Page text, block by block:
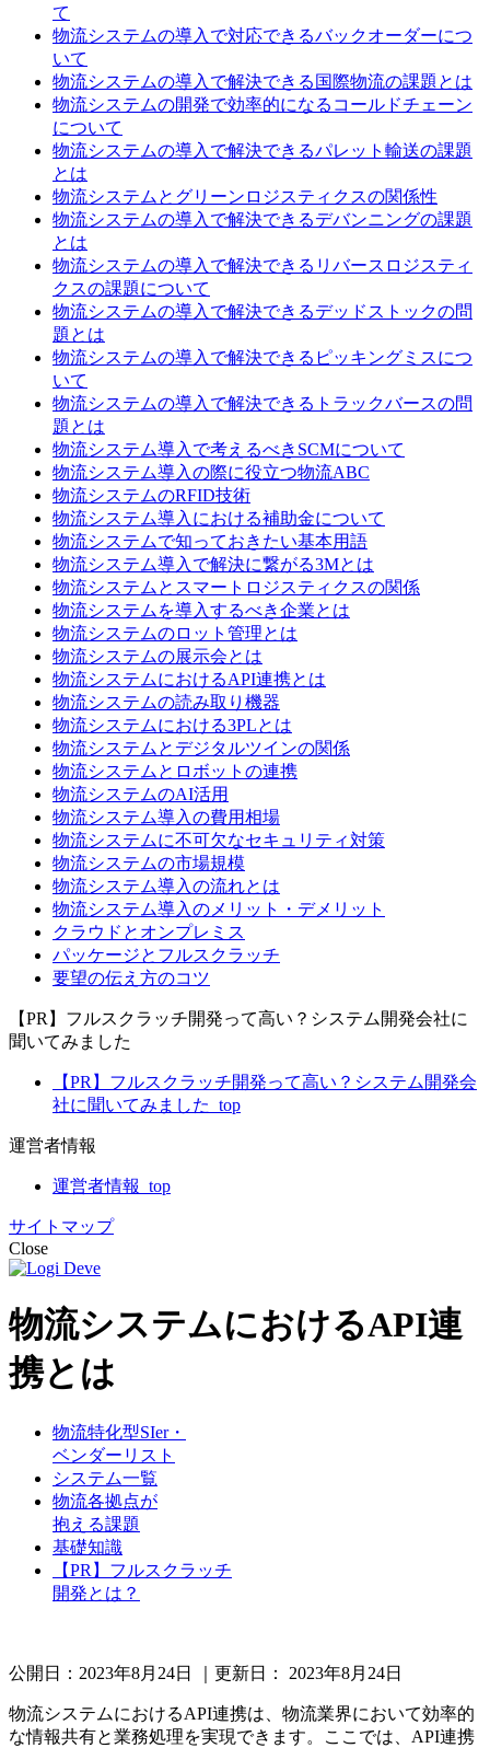
て
物流システムの導入で対応できるバックオーダーにつ
いて
物流システムの導入で解決できる国際物流の課題とは
物流システムの開発で効率的になるコールドチェーン
について
物流システムの導入で解決できるパレット輸送の課題
とは
物流システムとグリーンロジスティクスの関係性
物流システムの導入で解決できるデバンニングの課題
とは
物流システムの導入で解決できるリバースロジスティ
クスの課題について
物流システムの導入で解決できるデッドストックの問
題とは
物流システムの導入で解決できるピッキングミスにつ
いて
物流システムの導入で解決できるトラックバースの問
題とは
物流システム導入で考えるべきSCMについて
物流システム導入の際に役立つ物流ABC
物流システムのRFID技術
物流システム導入における補助金について
物流システムで知っておきたい基本用語
物流システム導入で解決に繋がる3Mとは
物流システムとスマートロジスティクスの関係
物流システムを導入するべき企業とは
物流システムのロット管理とは
物流システムの展示会とは
物流システムにおけるAPI連携とは
物流システムの読み取り機器
物流システムにおける3PLとは
物流システムとデジタルツインの関係
物流システムとロボットの連携
物流システムのAI活用
物流システム導入の費用相場
物流システムに不可欠なセキュリティ対策
物流システムの市場規模
物流システム導入の流れとは
物流システム導入のメリット・デメリット
クラウドとオンプレミス
パッケージとフルスクラッチ
要望の伝え方のコツ
【PR】フルスクラッチ開発って高い？システム開発会社に
聞いてみました
【PR】フルスクラッチ開発って高い？システム開発会
社に聞いてみました_top
運営者情報
運営者情報_top
サイトマップ
Close
物流システムにおけるAPI連
携とは
物流特化型SIer・
ベンダーリスト
システム一覧
物流各拠点が
抱える課題
基礎知識
【PR】フルスクラッチ
開発とは？
公開日： 2023年8月24日 ｜更新日： 2023年8月24日
物流システムにおけるAPI連携は、物流業界において効率的
な情報共有と業務処理を実現できます。ここでは、API連携